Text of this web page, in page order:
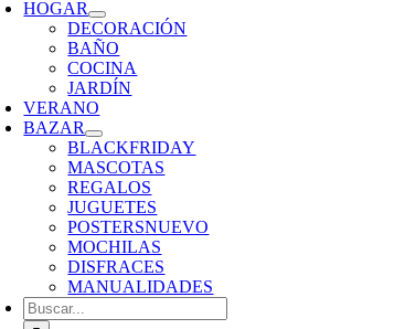
HOGAR
DECORACIÓN
BAÑO
COCINA
JARDÍN
VERANO
BAZAR
BLACKFRIDAY
MASCOTAS
REGALOS
JUGUETES
POSTERSNUEVO
MOCHILAS
DISFRACES
MANUALIDADES
Buscar: